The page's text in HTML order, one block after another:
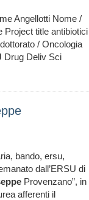
Angellotti Nome /
Project title antibiotici
/ Oncologia
Drug Deliv Sci
bando, ersu,
dall’ERSU di
Provenzano”, in
afferenti il